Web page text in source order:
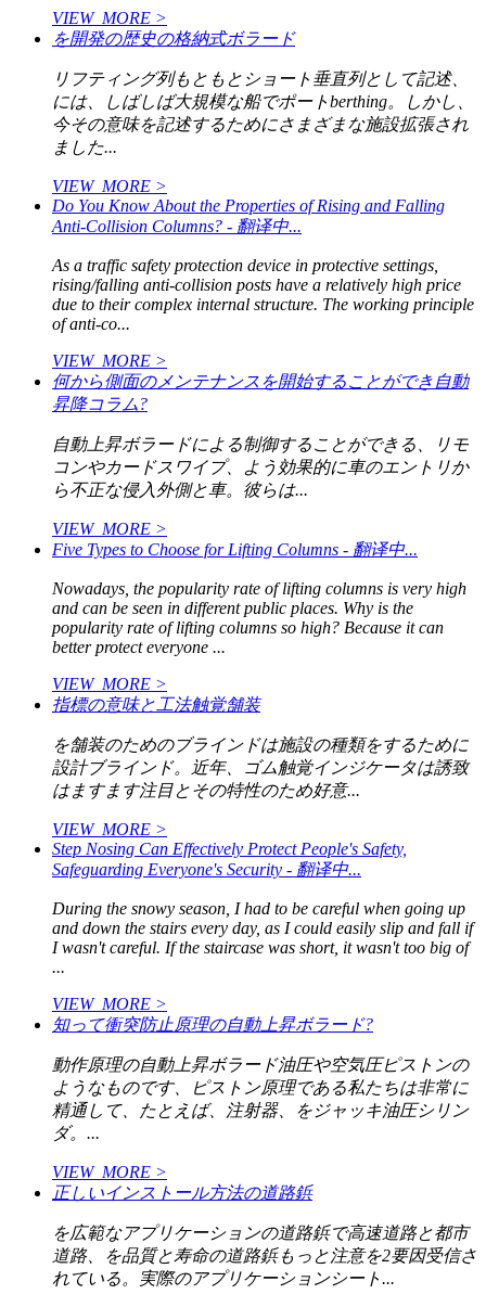
VIEW_MORE >
を開発の歴史の格納式ボラード
リフティング列もともとショート垂直列として記述、
には、しばしば大規模な船でポートberthing。しかし、
今その意味を記述するためにさまざまな施設拡張され
ました...
VIEW_MORE >
Do You Know About the Properties of Rising and Falling
Anti-Collision Columns? - 翻译中...
As a traffic safety protection device in protective settings,
rising/falling anti-collision posts have a relatively high price
due to their complex internal structure. The working principle
of anti-co...
VIEW_MORE >
何から側面のメンテナンスを開始することができ自動
昇降コラム?
自動上昇ボラードによる制御することができる、リモ
コンやカードスワイプ、よう効果的に車のエントリか
ら不正な侵入外側と車。彼らは...
VIEW_MORE >
Five Types to Choose for Lifting Columns - 翻译中...
Nowadays, the popularity rate of lifting columns is very high
and can be seen in different public places. Why is the
popularity rate of lifting columns so high? Because it can
better protect everyone ...
VIEW_MORE >
指標の意味と工法触覚舗装
を舗装のためのブラインドは施設の種類をするために
設計ブラインド。近年、ゴム触覚インジケータは誘致
はますます注目とその特性のため好意...
VIEW_MORE >
Step Nosing Can Effectively Protect People's Safety,
Safeguarding Everyone's Security - 翻译中...
During the snowy season, I had to be careful when going up
and down the stairs every day, as I could easily slip and fall if
I wasn't careful. If the staircase was short, it wasn't too big of
...
VIEW_MORE >
知って衝突防止原理の自動上昇ボラード?
動作原理の自動上昇ボラード油圧や空気圧ピストンの
ようなものです、ピストン原理である私たちは非常に
精通して、たとえば、注射器、をジャッキ油圧シリン
ダ。...
VIEW_MORE >
正しいインストール方法の道路鋲
を広範なアプリケーションの道路鋲で高速道路と都市
道路、を品質と寿命の道路鋲もっと注意を2要因受信さ
れている。実際のアプリケーションシート...